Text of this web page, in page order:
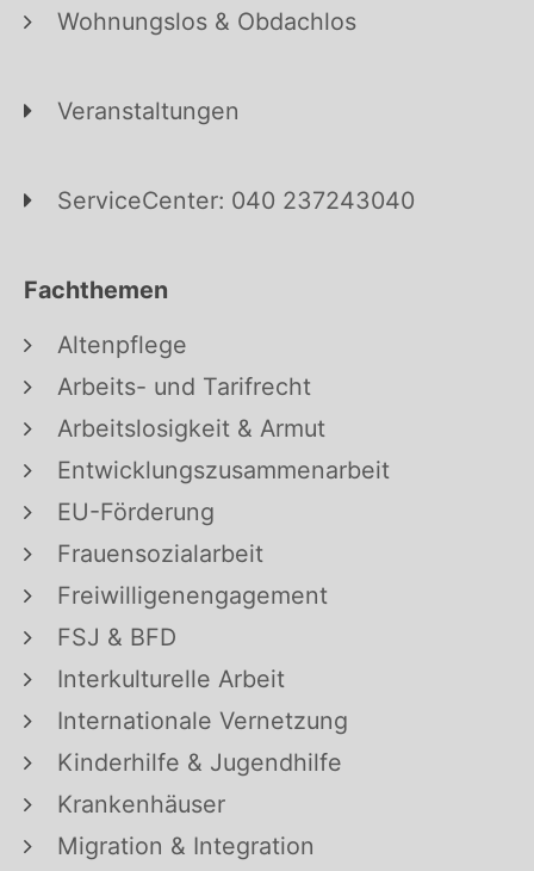
Wohnungslos & Obdachlos
Veranstaltungen
ServiceCenter: 040 237243040
Fachthemen
Altenpflege
Arbeits- und Tarifrecht
Arbeitslosigkeit & Armut
Entwicklungszusammenarbeit
EU-Förderung
Frauensozialarbeit
Freiwilligenengagement
FSJ & BFD
Interkulturelle Arbeit
Internationale Vernetzung
Kinderhilfe & Jugendhilfe
Krankenhäuser
Migration & Integration